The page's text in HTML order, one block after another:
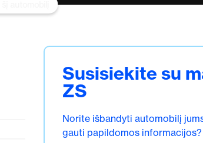
Susisiekite su
ZS
Norite išbandyti automobilį
gauti papildomos